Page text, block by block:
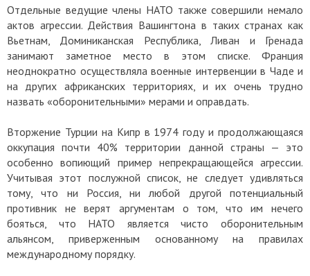
Отдельные ведущие члены НАТО также совершили немало
актов агрессии. Действия Вашингтона в таких странах как
Вьетнам, Доминиканская Республика, Ливан и Гренада
занимают заметное место в этом списке. Франция
неоднократно осуществляла военные интервенции в Чаде и
на других африканских территориях, и их очень трудно
назвать «оборонительными» мерами и оправдать.
Вторжение Турции на Кипр в 1974 году и продолжающаяся
оккупация почти 40% территории данной страны — это
особенно вопиющий пример непрекращающейся агрессии.
Учитывая этот послужной список, не следует удивляться
тому, что ни Россия, ни любой другой потенциальный
противник не верят аргументам о том, что им нечего
бояться, что НАТО является чисто оборонительным
альянсом, приверженным основанному на правилах
международному порядку.